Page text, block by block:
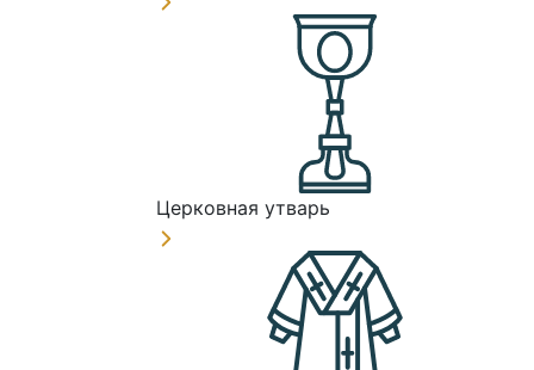
Церковная утварь